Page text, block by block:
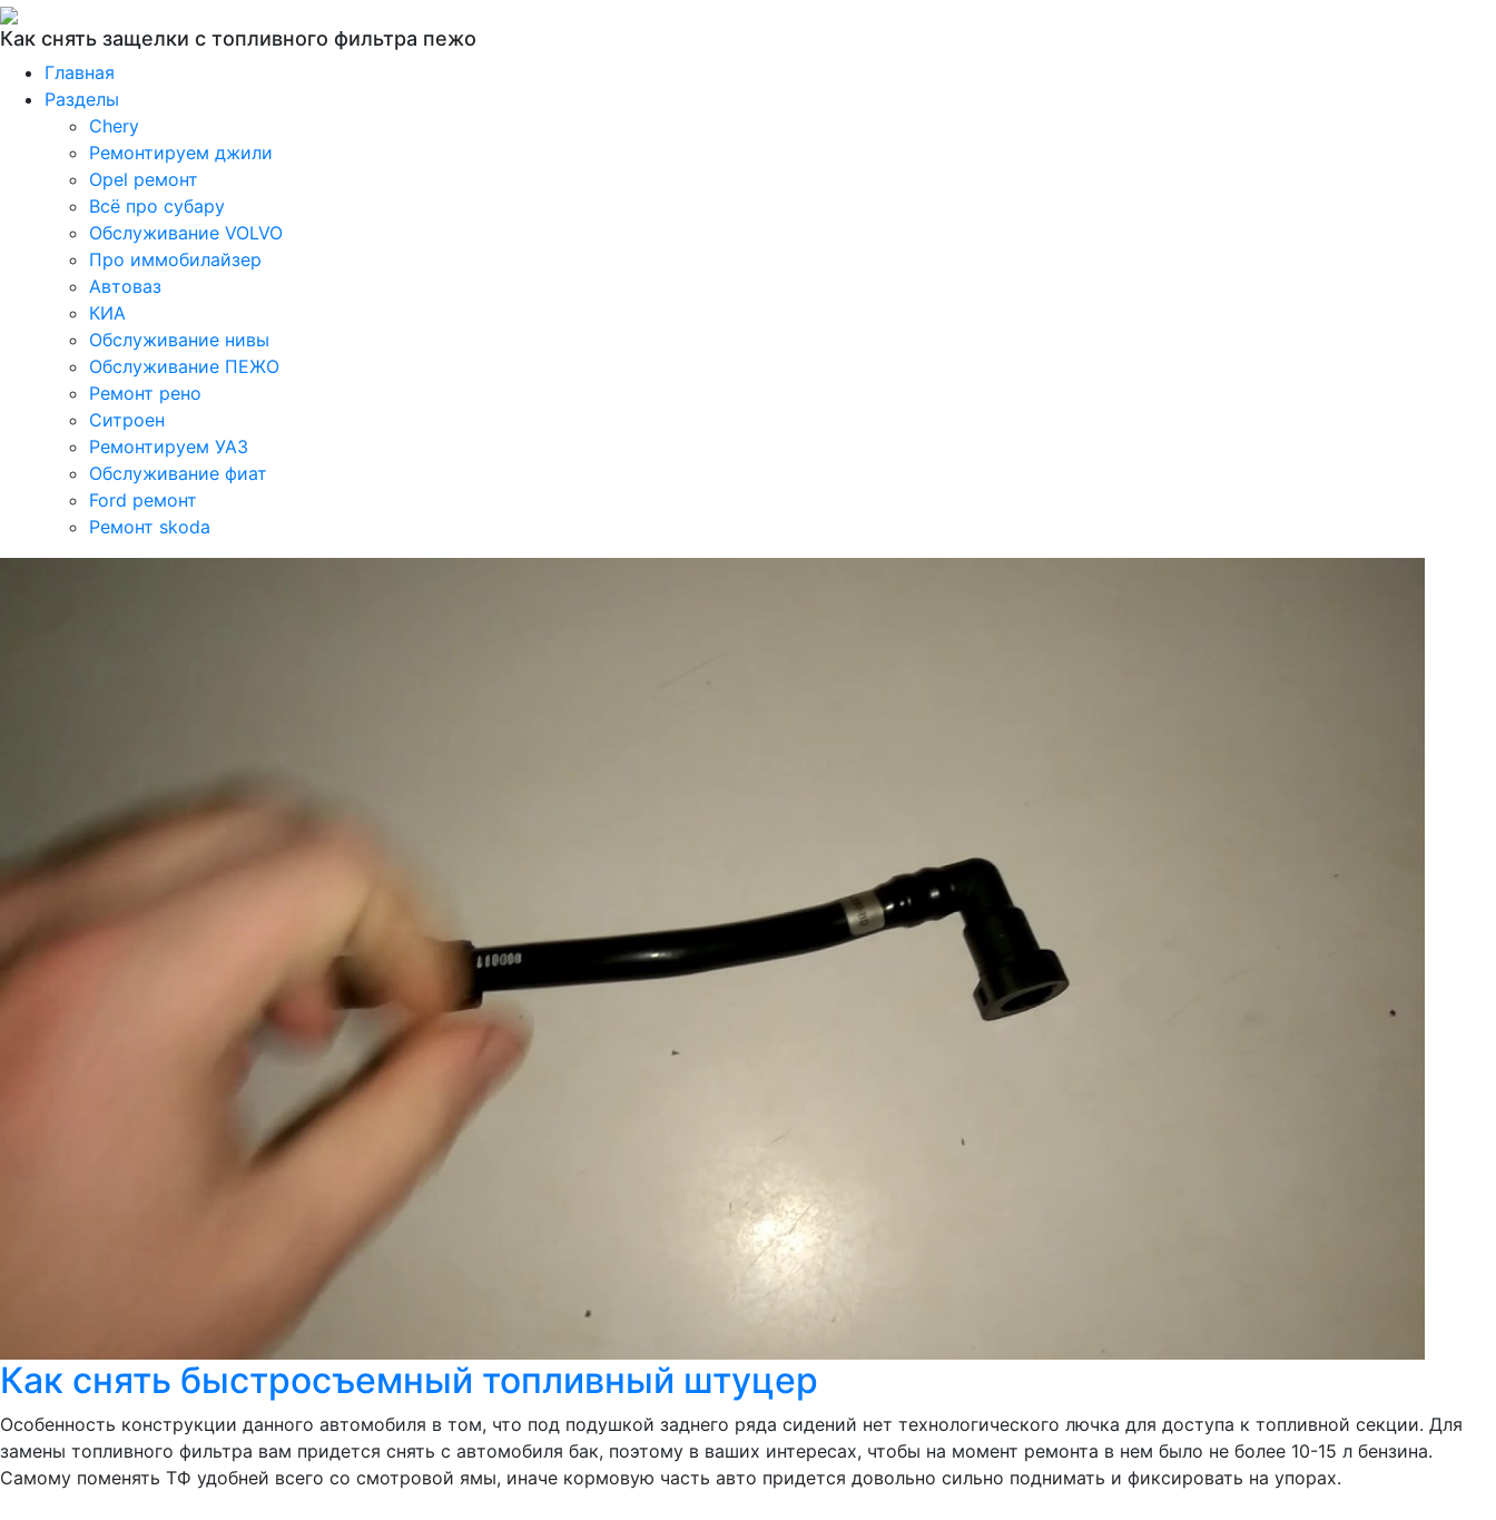
Как снять защелки с топливного фильтра пежо
Главная
Разделы
Chery
Ремонтируем джили
Opel ремонт
Всё про субару
Обслуживание VOLVO
Про иммобилайзер
Автоваз
КИА
Обслуживание нивы
Обслуживание ПЕЖО
Ремонт рено
Ситроен
Ремонтируем УАЗ
Обслуживание фиат
Ford ремонт
Ремонт skoda
Как снять быстросъемный топливный штуцер
Особенность конструкции данного автомобиля в том, что под подушкой заднего ряда сидений нет технологического лючка для доступа к топливной секции. Для
замены топливного фильтра вам придется снять с автомобиля бак, поэтому в ваших интересах, чтобы на момент ремонта в нем было не более 10-15 л бензина.
Самому поменять ТФ удобней всего со смотровой ямы, иначе кормовую часть авто придется довольно сильно поднимать и фиксировать на упорах.